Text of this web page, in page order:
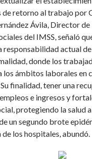
de retorno al trabajo por
Ávila, Director de
del IMSS, señaló
responsabilidad actual
donde los
los ámbitos laborales en
finalidad, tener una
e ingresos y
protegiendo la salud
un segundo brote
de los hospitales, abundó.